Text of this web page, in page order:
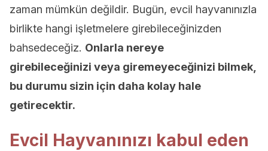
zaman mümkün değildir. Bugün, evcil hayvanınızla
birlikte hangi işletmelere girebileceğinizden
bahsedeceğiz. Onlarla nereye
girebileceğinizi veya giremeyeceğinizi bilmek,
bu durumu sizin için daha kolay hale
getirecektir.
Evcil Hayvanınızı kabul eden